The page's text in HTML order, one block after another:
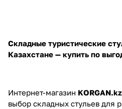
Складные туристические
Казахстане — купить по
Интернет-магазин KORGAN.kz
выбор складных стульев для